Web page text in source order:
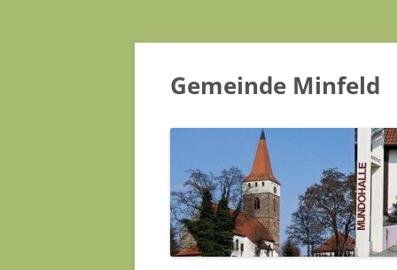
Gemeinde Minfeld